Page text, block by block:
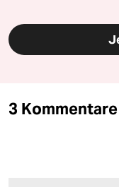
3 Kommentare